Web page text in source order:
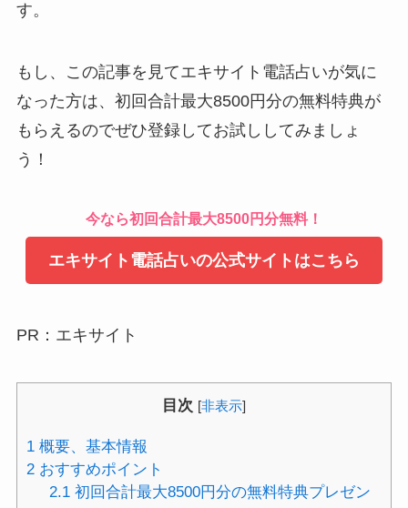
す。
もし、この記事を見てエキサイト電話占いが気に
なった方は、初回合計最大8500円分の無料特典が
もらえるのでぜひ登録してお試ししてみましょ
う！
今なら初回合計最大8500円分無料！
エキサイト電話占いの公式サイトはこちら
PR：エキサイト
目次 [非表示]
1概要、基本情報
2おすすめポイント
2.1 初回合計最大8500円分の無料特典プレゼン